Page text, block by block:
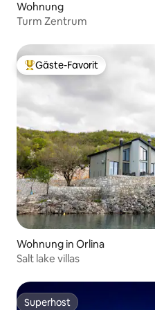
Wohnung
Turm Zentrum
Beliebter Gäste-Favorit.
Gäste-Favorit
Wohnung in Orlina
Salt lake villas
Superhost